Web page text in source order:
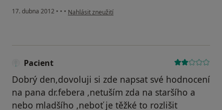
17. dubna 2012 • • • podle názoru uživatele Anonym.
Nahlásit zneužití
Pacient
Dobrý den,dovoluji si zde napsat své hodnocení
na pana dr.febera ,netuším zda na staršího a
nebo mladšího ,neboť je těžké to rozlišit